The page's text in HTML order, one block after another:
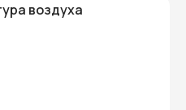
воздуха